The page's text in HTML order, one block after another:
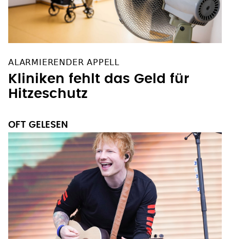
Kliniken fehlt das Geld für
Hitzeschutz